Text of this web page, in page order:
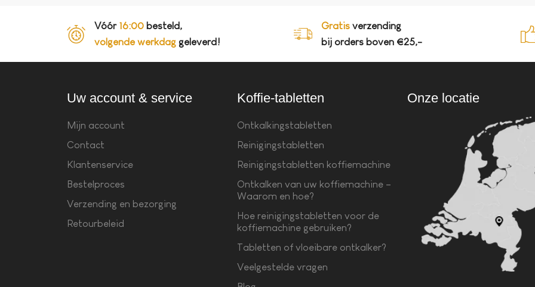
Vóór 16:00 besteld,
volgende werkdag geleverd!
Gratis verzending
bij orders boven €25,-
Uw account & service
Mijn account
Contact
Klantenservice
Bestelproces
Verzending en bezorging
Retourbeleid
Koffie-tabletten
Ontkalkingstabletten
Reinigingstabletten
Reinigingstabletten koffiemachine
Ontkalken van uw koffiemachine –
Waarom en hoe?
Hoe reinigingstabletten voor de
koffiemachine gebruiken?
Tabletten of vloeibare ontkalker?
Veelgestelde vragen
Onze locatie